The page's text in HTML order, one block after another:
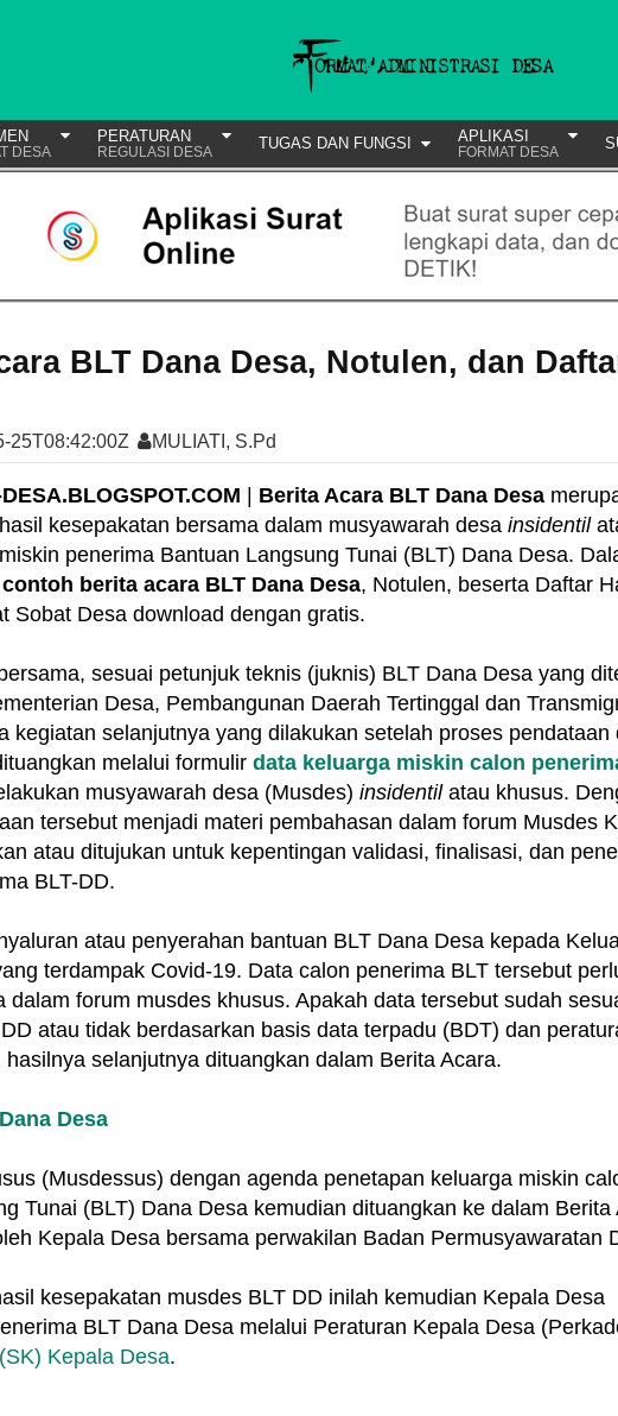
DESA
PERATURAN
REGULASI DESA TUGAS DAN FUNGSI APLIKASI
FORMAT DESA
BLT Dana Desa, Notulen, dan
25T08:42:00Z MULIATI, S.Pd
Berita Acara BLT Dana Desa
kesepakatan bersama dalam musyawarah desa insidentil
penerima Bantuan Langsung Tunai (BLT) Dana Desa.
contoh berita acara BLT Dana Desa, Notulen, beserta Daftar
Sobat Desa download dengan gratis.
sesuai petunjuk teknis (juknis) BLT Dana Desa yang
Desa, Pembangunan Daerah Tertinggal dan
kegiatan selanjutnya yang dilakukan setelah proses pendataan
melalui formulir data keluarga miskin calon
musyawarah desa (Musdes) insidentilatau khusus.
tersebut menjadi materi pembahasan dalam forum Musdes
atau ditujukan untuk kepentingan validasi, finalisasi, dan
BLT-DD.
atau penyerahan bantuan BLT Dana Desa kepada
terdampak Covid-19. Data calon penerima BLT tersebut
dalam forum musdes khusus. Apakah data tersebut sudah
atau tidak berdasarkan basis data terpadu (BDT) dan
selanjutnya dituangkan dalam Berita Acara.
Desa
(Musdessus) dengan agenda penetapan keluarga miskin
Tunai (BLT) Dana Desa kemudian dituangkan ke dalam Berita
Kepala Desa bersama perwakilan Badan Permusyawaratan
kesepakatan musdes BLT DD inilah kemudian Kepala Desa
BLT Dana Desa melalui Peraturan Kepala Desa
Kepala Desa.